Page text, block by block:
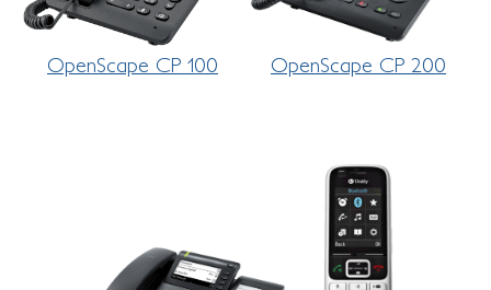
OpenScape CP 100 OpenScape CP 200